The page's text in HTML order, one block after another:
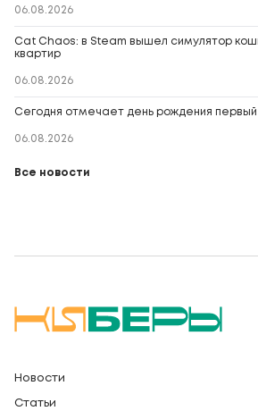
06.08.2026
Cat Chaos: в Steam вышел симулятор
квартир
06.08.2026
Сегодня отмечает день рождения
06.08.2026
Все новости
Новости
Статьи